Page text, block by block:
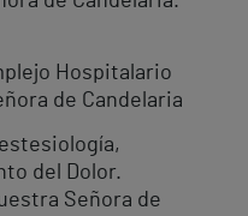
Hospitalario
de Candelaria
del Dolor.
Señora de